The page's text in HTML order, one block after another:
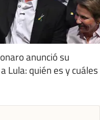
anunció su
Lula: quién es y cuáles